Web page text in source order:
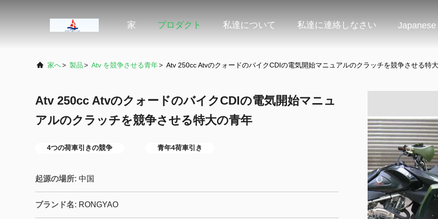
家 プロダクト 私達について 私達に連絡しなさい Japanese
家へ> 製品> Atv を競争させる青年> Atv 250cc AtvのクォードのバイクCDIの電気開始マニュアルのクラッチを競争させる特
Atv 250cc AtvのクォードのバイクCDIの電気開始マニュ
アルのクラッチを競争させる特大の青年
4つの荷車引きの競争 青年4荷車引き
起源の場所: 中国
ブランド名: RONGYAO